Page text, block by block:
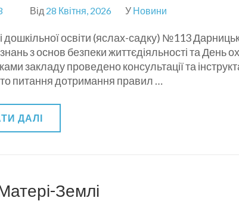
Від 28 Квітня, 2026 У Новини
дошкільної освіти (яслах-садку) №113
з основ безпеки життєдіяльності та День
закладу проведено консультації та
питання дотримання правил …
ДАЛІ
Землі